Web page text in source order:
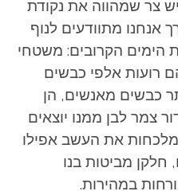
צר שמהווה את נקודת
אנחנו מתוודעים לנוף
הימים הקרובים: משטחי
רועות אלפי כבשים
כבשים מאנשים, הן
צמר לבן ממנו יוצאים
מלכחות את העשב אפילו
חלקן מביטות בנו
במהירות.